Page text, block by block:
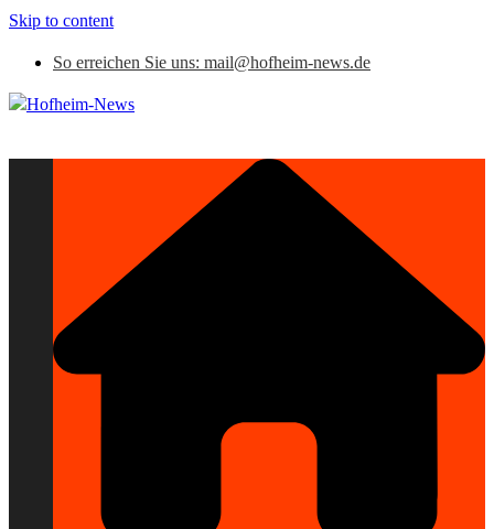
Skip to content
So erreichen Sie uns: mail@hofheim-news.de